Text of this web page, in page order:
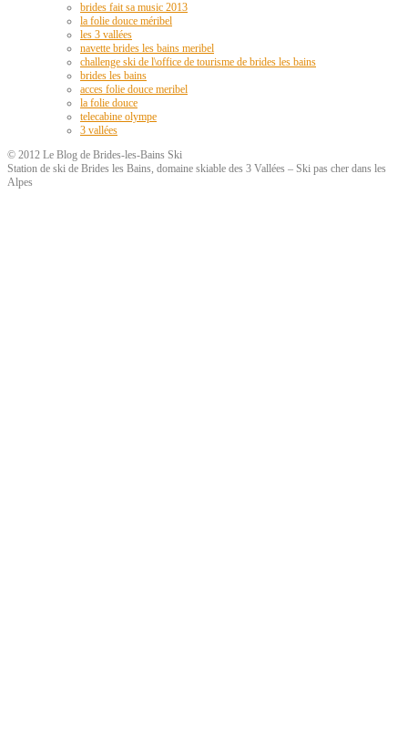
brides fait sa music 2013
la folie douce méribel
les 3 vallées
navette brides les bains meribel
challenge ski de l\office de tourisme de brides les bains
brides les bains
acces folie douce meribel
la folie douce
telecabine olympe
3 vallées
© 2012 Le Blog de Brides-les-Bains Ski
Station de ski de Brides les Bains, domaine skiable des 3 Vallées – Ski pas cher dans les
Alpes